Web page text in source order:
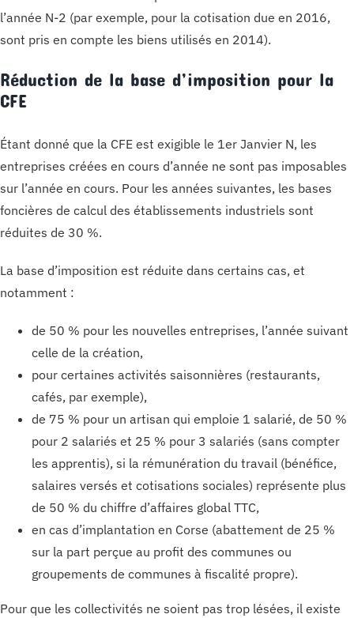
l’année N-2 (par exemple, pour la cotisation due en 2016,
sont pris en compte les biens utilisés en 2014).
Réduction de la base d’imposition pour la
CFE
Étant donné que la CFE est exigible le 1er Janvier N, les
entreprises créées en cours d’année ne sont pas imposables
sur l’année en cours. Pour les années suivantes, les bases
foncières de calcul des établissements industriels sont
réduites de 30 %.
La base d’imposition est réduite dans certains cas, et
notamment :
de 50 % pour les nouvelles entreprises, l’année suivant
celle de la création,
pour certaines activités saisonnières (restaurants,
cafés, par exemple),
de 75 % pour un artisan qui emploie 1 salarié, de 50 %
pour 2 salariés et 25 % pour 3 salariés (sans compter
les apprentis), si la rémunération du travail (bénéfice,
salaires versés et cotisations sociales) représente plus
de 50 % du chiffre d’affaires global TTC,
en cas d’implantation en Corse (abattement de 25 %
sur la part perçue au profit des communes ou
groupements de communes à fiscalité propre).
Pour que les collectivités ne soient pas trop lésées, il existe